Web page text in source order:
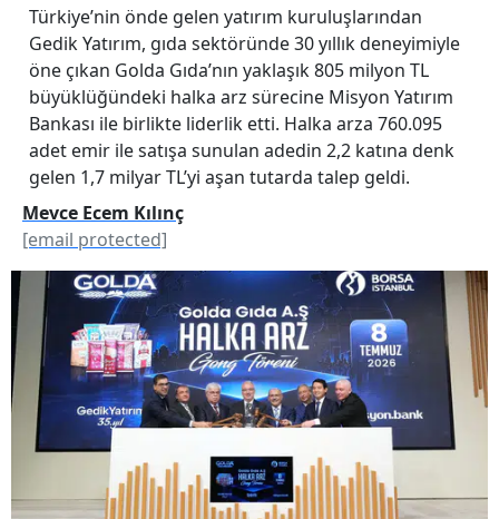
Türkiye’nin önde gelen yatırım kuruluşlarından
Gedik Yatırım, gıda sektöründe 30 yıllık deneyimiyle
öne çıkan Golda Gıda’nın yaklaşık 805 milyon TL
büyüklüğündeki halka arz sürecine Misyon Yatırım
Bankası ile birlikte liderlik etti. Halka arza 760.095
adet emir ile satışa sunulan adedin 2,2 katına denk
gelen 1,7 milyar TL’yi aşan tutarda talep geldi.
Mevce Ecem Kılınç
[email protected]